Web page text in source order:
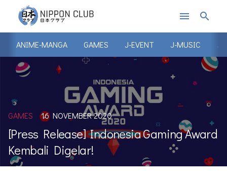
menu search
ANIME-MANGA GAMES J-EVENT J-MUSIC J-
GAMES 16 NOVEMBER 2020
[Press Release] Indonesia Gaming Award
Kembali Digelar!